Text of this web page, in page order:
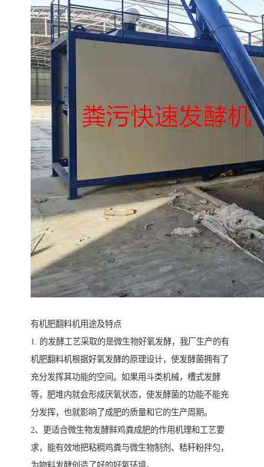
有机肥翻料机用途及特点
1. 的发酵工艺采取的是微生物好氧发酵，我厂生产的有
机肥翻料机根据好氧发酵的原理设计，使发酵菌拥有了
充分发挥其功能的空间。如果用斗类机械，槽式发酵
等，肥堆内就会形成厌氧状态，使发酵菌的功能不能充
分发挥，也就影响了成肥的质量和它的生产周期。
2、更适合微生物发酵鲜鸡粪成肥的作用机理和工艺要
求，能有效地把粘稠鸡粪与微生物制剂、秸秆粉拌匀，